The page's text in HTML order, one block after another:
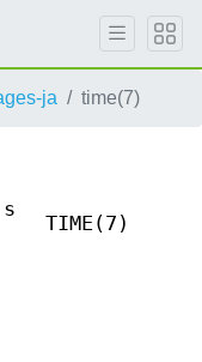
ja time(7)
TIME(7)